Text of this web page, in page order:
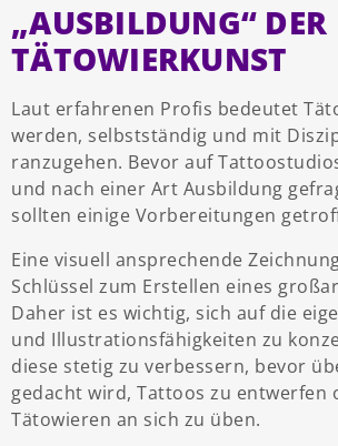
„AUSBILDUNG“ DER
TÄTOWIERKUNST
Laut erfahrenen Profis bedeutet
werden, selbstständig und mit
ranzugehen. Bevor auf
und nach einer Art Ausbildung
sollten einige Vorbereitungen
Eine visuell ansprechende
Schlüssel zum Erstellen eines
Daher ist es wichtig, sich auf die
und Illustrationsfähigkeiten zu
diese stetig zu verbessern, bevor
gedacht wird, Tattoos zu entwerfen
Tätowieren an sich zu üben.